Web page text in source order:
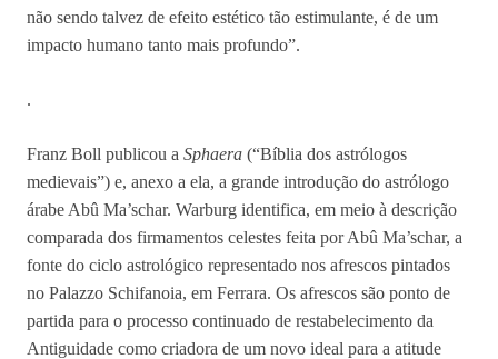
não sendo talvez de efeito estético tão estimulante, é de um
impacto humano tanto mais profundo”.
.
Franz Boll publicou a Sphaera (“Bíblia dos astrólogos
medievais”) e, anexo a ela, a grande introdução do astrólogo
árabe Abû Ma’schar. Warburg identifica, em meio à descrição
comparada dos firmamentos celestes feita por Abû Ma’schar, a
fonte do ciclo astrológico representado nos afrescos pintados
no Palazzo Schifanoia, em Ferrara. Os afrescos são ponto de
partida para o processo continuado de restabelecimento da
Antiguidade como criadora de um novo ideal para a atitude